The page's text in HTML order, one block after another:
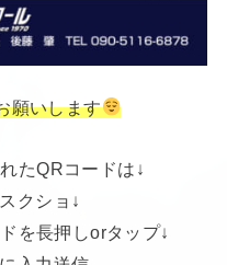
願いします
たQRコードは↓
クショ↓
を長押しorタップ↓